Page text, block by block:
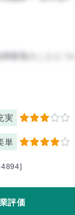
球環境のことにつ
実 3
単 4
評価